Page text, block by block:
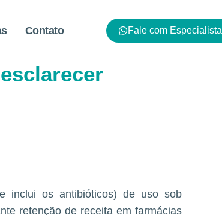
Fale com Especialista
Contato
sob controle
inclui os antibióticos) de uso sob
retenção de receita em farmácias